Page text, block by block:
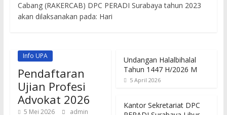
Cabang (RAKERCAB) DPC PERADI Surabaya tahun 2023
akan dilaksanakan pada: Hari
Info UPA
Pendaftaran
Ujian Profesi
Advokat 2026
5 Mei 2026 admin
Undangan Halalbihalal
Tahun 1447 H/2026 M
5 April 2026
Kantor Sekretariat DPC